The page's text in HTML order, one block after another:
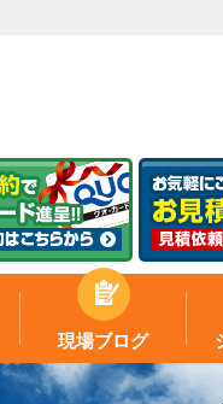
現場ブログ